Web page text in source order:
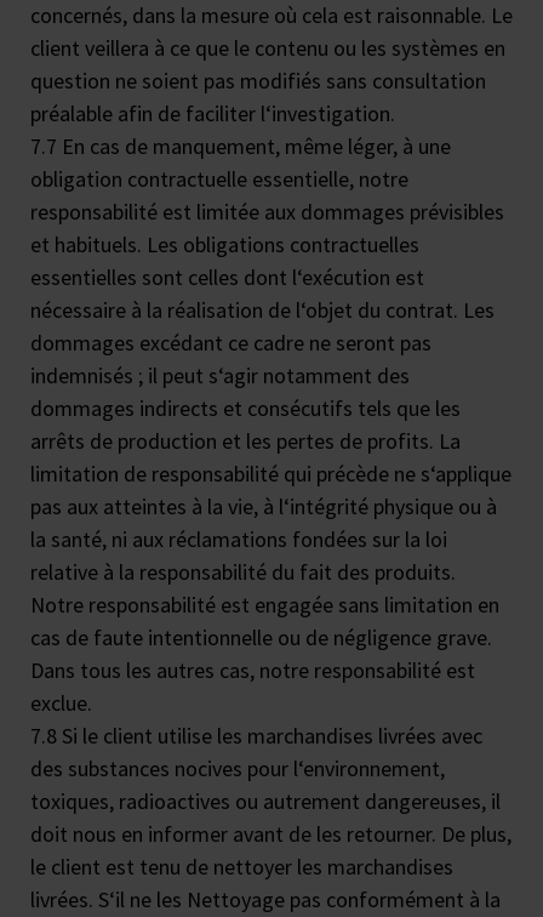
concernés, dans la mesure où cela est raisonnable. Le
client veillera à ce que le contenu ou les systèmes en
question ne soient pas modifiés sans consultation
préalable afin de faciliter l‘investigation.
7.7 En cas de manquement, même léger, à une
obligation contractuelle essentielle, notre
responsabilité est limitée aux dommages prévisibles
et habituels. Les obligations contractuelles
essentielles sont celles dont l‘exécution est
nécessaire à la réalisation de l‘objet du contrat. Les
dommages excédant ce cadre ne seront pas
indemnisés ; il peut s‘agir notamment des
dommages indirects et consécutifs tels que les
arrêts de production et les pertes de profits. La
limitation de responsabilité qui précède ne s‘applique
pas aux atteintes à la vie, à l‘intégrité physique ou à
la santé, ni aux réclamations fondées sur la loi
relative à la responsabilité du fait des produits.
Notre responsabilité est engagée sans limitation en
cas de faute intentionnelle ou de négligence grave.
Dans tous les autres cas, notre responsabilité est
exclue.
7.8 Si le client utilise les marchandises livrées avec
des substances nocives pour l‘environnement,
toxiques, radioactives ou autrement dangereuses, il
doit nous en informer avant de les retourner. De plus,
le client est tenu de nettoyer les marchandises
livrées. S‘il ne les Nettoyage pas conformément à la